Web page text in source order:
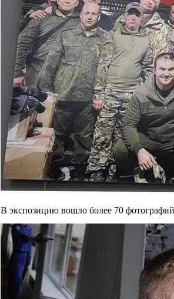
В экспозицию вошло более 70 фотографий